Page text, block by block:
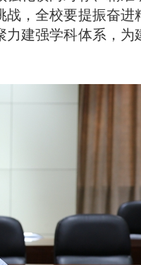
，全校要提振奋进
建强学科体系，为